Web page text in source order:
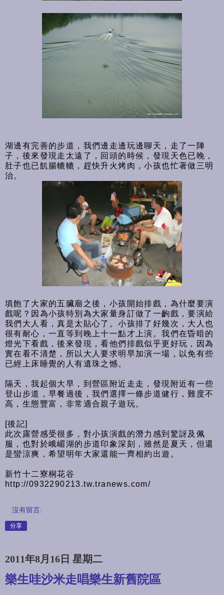
湖邊有完善的步道，我們邊走邊玩邊聊天，走了一陣
子，後來發現走太遠了，回頭的時候，發現天色已晚，
肚子也已飢腸轆轆，趕快升火烤肉，小孩也忙著做三明
治。
填飽了大家的五臟廟之後，小孩開始排戲，為什麼要演
戲呢？因為小孩特別為大家量身訂做了一齣戲，要演給
我們大人看，真是太貼心了。小孩排了好幾次，大人也
很有耐心，一直等到晚上十一點才上演。我們在昏暗的
燈光下看戲，後來發現，看他們排戲似乎更好玩，因為
實在看不清楚，所以大人要求明早加演一場，以免有些
已經上床睡覺的人有遺珠之憾。
隔天，我起個大早，到營區附近走走，發現附近有一些
登山步道，早餐過後，我們選擇一條步道健行，難度不
高，生態豐富，非常適合親子遊玩。
[後記]
此次露營感受很多，對小孩演戲的潛力感到驚訝及佩
服，也對於峨嵋湖的步道印象深刻，雖然是夏天，但還
是蠻涼爽，希望明年大家還能一齊相約出遊。
新竹十二寮桐花谷
http://0932290213.tw.tranews.com/
沒有留言:
分享
2011年8月16日 星期二
樂生哇沙米走唱樂生新舊院區